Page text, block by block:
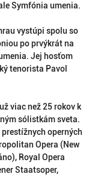
Symfónia umenia.
vystúpi spolu so
po prvýkrát na
Jej hosťom
tenorista Pavol
viac než 25 rokov k
sólistkám sveta.
operných
Opera (New
Royal Opera
Staatsoper,